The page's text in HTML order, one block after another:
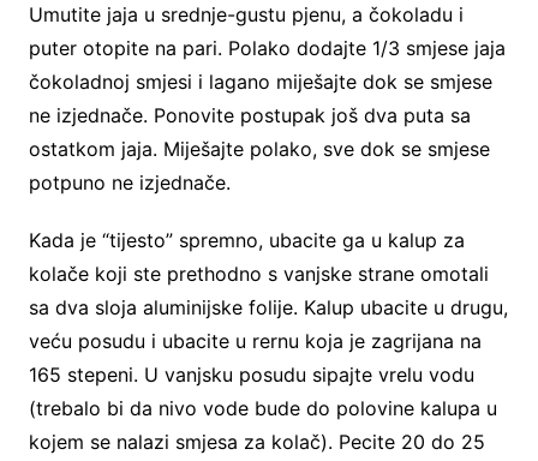
Umutite jaja u srednje-gustu pjenu, a čokoladu i
puter otopite na pari. Polako dodajte 1/3 smjese jaja
čokoladnoj smjesi i lagano miješajte dok se smjese
ne izjednače. Ponovite postupak još dva puta sa
ostatkom jaja. Miješajte polako, sve dok se smjese
potpuno ne izjednače.
Kada je “tijesto” spremno, ubacite ga u kalup za
kolače koji ste prethodno s vanjske strane omotali
sa dva sloja aluminijske folije. Kalup ubacite u drugu,
veću posudu i ubacite u rernu koja je zagrijana na
165 stepeni. U vanjsku posudu sipajte vrelu vodu
(trebalo bi da nivo vode bude do polovine kalupa u
kojem se nalazi smjesa za kolač). Pecite 20 do 25